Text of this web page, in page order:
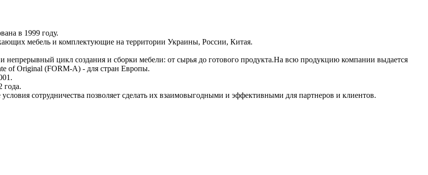
в 1999 году.
мебель и комплектующие на территории Украины, России, Китая.
цикл создания и сборки мебели: от сырья до готового продукта.На всю продукцию компании выдается
of Original (FORM-A) - для стран Европы.
года.
сотрудничества позволяет сделать их взаимовыгодными и эффективными для партнеров и клиентов.